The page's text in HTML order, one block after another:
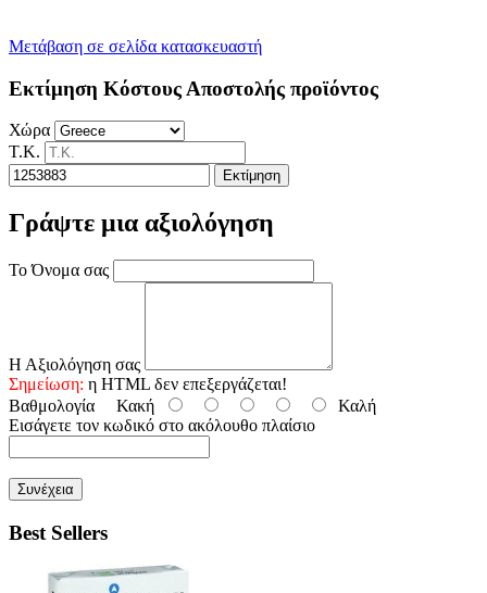
Μετάβαση σε σελίδα κατασκευαστή
Εκτίμηση Κόστους Αποστολής προϊόντος
Χώρα
Τ.Κ.
Εκτίμηση
Γράψτε μια αξιολόγηση
Το Όνομα σας
Η Αξιολόγηση σας
Σημείωση: η HTML δεν επεξεργάζεται!
Βαθμολογία Κακή
Καλή
Εισάγετε τον κωδικό στο ακόλουθο πλαίσιο
Συνέχεια
Best Sellers